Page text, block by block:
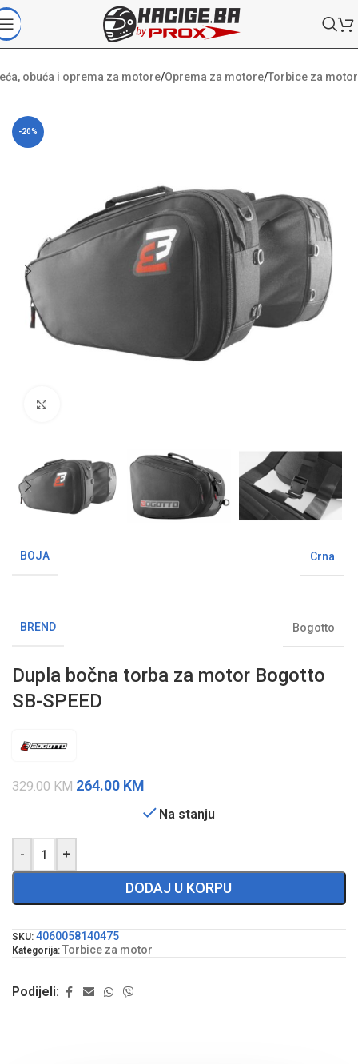
obuća i oprema za motore/Oprema za motore/Torbice za motor
-20%
BOJA Crna
BREND Bogotto
Dupla bočna torba za motor Bogotto
SB-SPEED
329.00KM 264.00 KM
Na stanju
- +
DODAJ U KORPU
SKU: 4060058140475
Kategorija: Torbice za motor
Podijeli: